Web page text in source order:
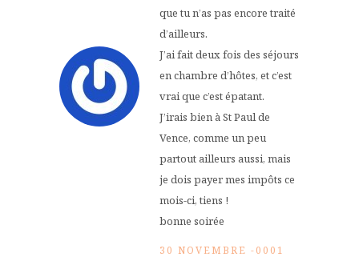
que tu n’as pas encore traité
d’ailleurs.
J’ai fait deux fois des séjours
en chambre d’hôtes, et c’est
vrai que c’est épatant.
J’irais bien à St Paul de
Vence, comme un peu
partout ailleurs aussi, mais
je dois payer mes impôts ce
mois-ci, tiens !
bonne soirée
30 NOVEMBRE -0001